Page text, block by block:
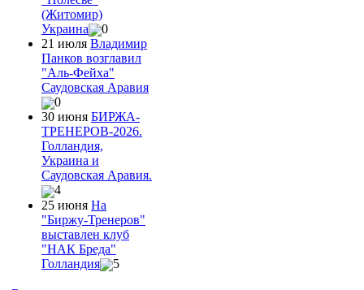
(Житомир)
Украина
0
21 июля Владимир
Панков возглавил
"Аль-Фейха"
Саудовская Аравия
0
30 июня БИРЖА-
ТРЕНЕРОВ-2026.
Голландия,
Украина и
Саудовская Аравия.
4
25 июня На
"Биржу-Тренеров"
выставлен клуб
"НАК Бреда"
Голландия
5